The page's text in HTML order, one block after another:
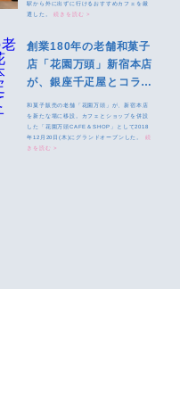
駅から外に出ずに行けるおすすめカフェを厳
選した。 続きを読む >
創業180年の老舗和菓子
店「花園万頭」新宿本店
が、銀座千疋屋とコラボ
してリニューアルオープ
ン
和菓子販売の老舗「花園万頭」が、新宿本店
を新たな場に移設。カフェとショップを併設
した「花園万頭CAFE＆SHOP」として2018
年12月20日(木)にグランドオープンした。
続
きを読む >